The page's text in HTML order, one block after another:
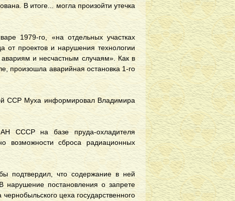
В итоге... могла произойти утечка
1979-го, «на отдельных участках
от проектов и нарушения технологии
и несчастным случаям». Как в
произошла аварийная остановка 1-го
ССР Муха информировал Владимира
АН СССР на базе пруда-охладителя
возможности сброса радиационных
подтвердил, что содержание в ней
нарушение постановления о запрете
цеха государственного